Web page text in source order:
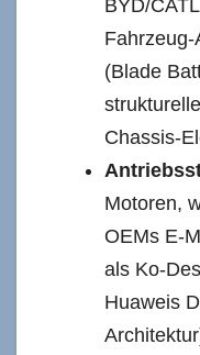
BYD/
(Blade
Chassis-
Motoren,
OEMs E-
als Ko-
Huaweis